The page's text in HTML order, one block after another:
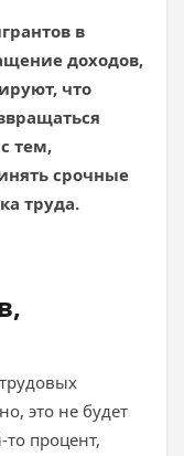
в
доходов,
что
тем,
срочные
труда.
это не будет
процент,